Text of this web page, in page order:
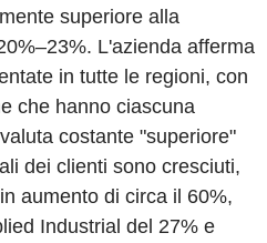
superiore alla
L'azienda afferma
in tutte le regioni, con
che hanno ciascuna
costante "superiore"
dei clienti sono cresciuti,
aumento di circa il 60%,
Industrial del 27% e